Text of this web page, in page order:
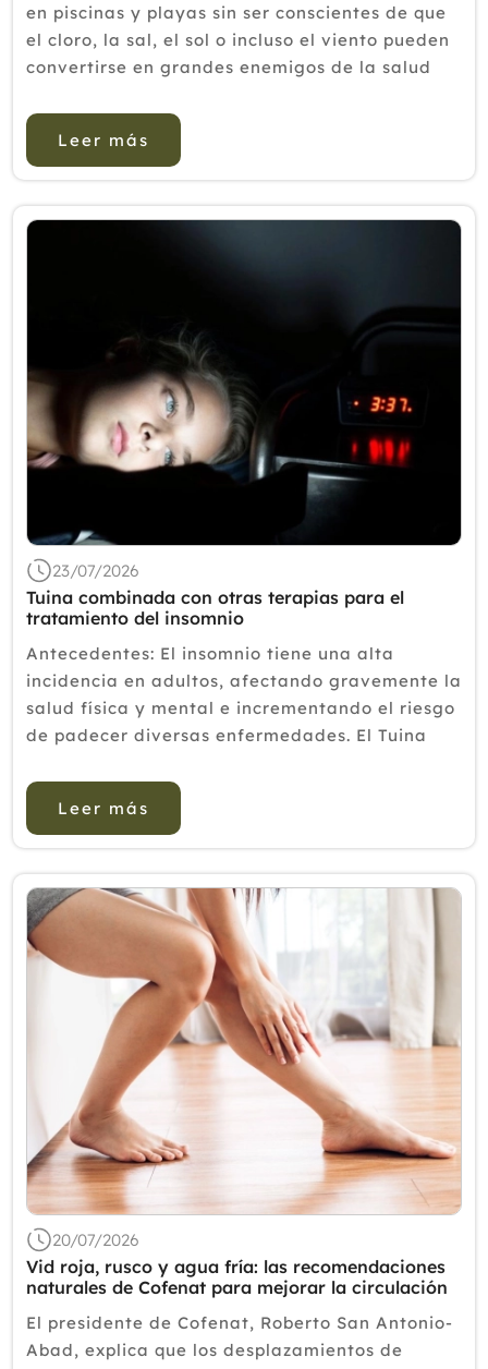
en piscinas y playas sin ser conscientes de que
el cloro, la sal, el sol o incluso el viento pueden
convertirse en grandes enemigos de la salud
consultas relacionadas con ojos rojos, picor,
escozor, sensaci&oa...
Leer más
23/07/2026
Tuina combinada con otras terapias para el
tratamiento del insomnio
Antecedentes: El insomnio tiene una alta
incidencia en adultos, afectando gravemente la
salud física y mental e incrementando el riesgo
de padecer diversas enfermedades. El Tuina
eficaz para el tratamiento del insomnio. Sin
em...Leer más
20/07/2026
Vid roja, rusco y agua fría: las recomendaciones
naturales de Cofenat para mejorar la circulación
El presidente de Cofenat, Roberto San Antonio-
Abad, explica que los desplazamientos de